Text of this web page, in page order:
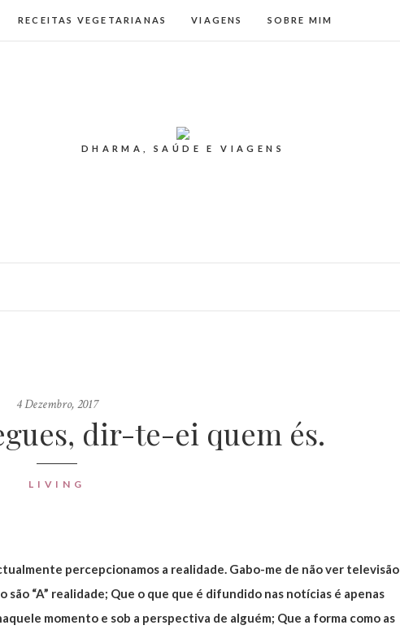
RECEITAS VEGETARIANAS VIAGENS SOBRE MIM
DHARMA, SAÚDE E VIAGENS
4 Dezembro, 2017
dir-te-ei quem és.
LIVING
percepcionamos a realidade. Gabo-me de não ver televisão
são “A” realidade; Que o que que é difundido nas notícias é apenas
momento e sob a perspectiva de alguém; Que a forma como as